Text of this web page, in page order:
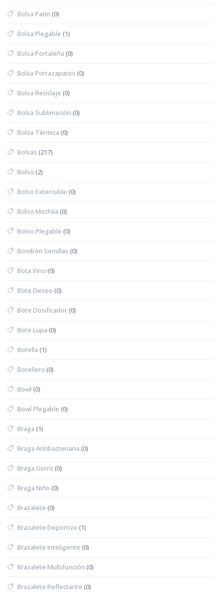
Bolsa Patín (0)
Bolsa Plegable (1)
Bolsa Portaleña (0)
Bolsa Portazapatos (0)
Bolsa Reciclaje (0)
Bolsa Sublimación (0)
Bolsa Térmica (0)
Bolsas (217)
Bolso (2)
Bolso Extensible (0)
Bolso Mochila (0)
Bolso Plegable (0)
Bombón Semillas (0)
Bota Vino (0)
Bote Deseo (0)
Bote Dosificador(0)
Bote Lupa (0)
Botella (1)
Botellero (0)
Bowl (0)
Bowl Plegable (0)
Braga (1)
Braga Antibacteriana (0)
Braga Gorro (0)
Braga Niño (0)
Brazalete (0)
Brazalete Deportivo (1)
Brazalete Inteligente (0)
Brazalete Multifunción (0)
Brazalete Reflectante (0)